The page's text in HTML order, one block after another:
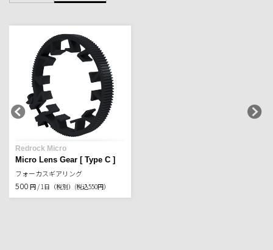
Redrock Micro
Micro Lens Gear [ Type C ]
フォーカスギアリング
500 円 / 1日（税別） (税込550円）